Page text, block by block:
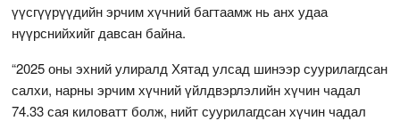
үүсгүүрүүдийн эрчим хүчний багтаамж нь анх удаа
нүүрснийхийг давсан байна.
“2025 оны эхний улиралд Хятад улсад шинээр суурилагдсан
салхи, нарны эрчим хүчний үйлдвэрлэлийн хүчин чадал
74.33 сая киловатт болж, нийт суурилагдсан хүчин чадал